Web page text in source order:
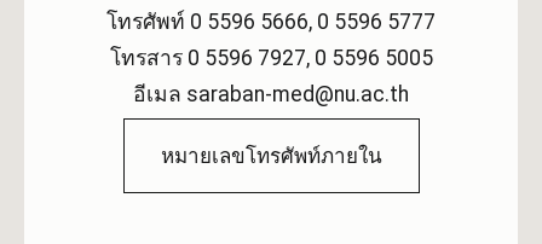
โทรศัพท์ 0 5596 5666, 0 5596 5777
โทรสาร 0 5596 7927, 0 5596 5005
อีเมล saraban-med@nu.ac.th
หมายเลขโทรศัพท์ภายใน